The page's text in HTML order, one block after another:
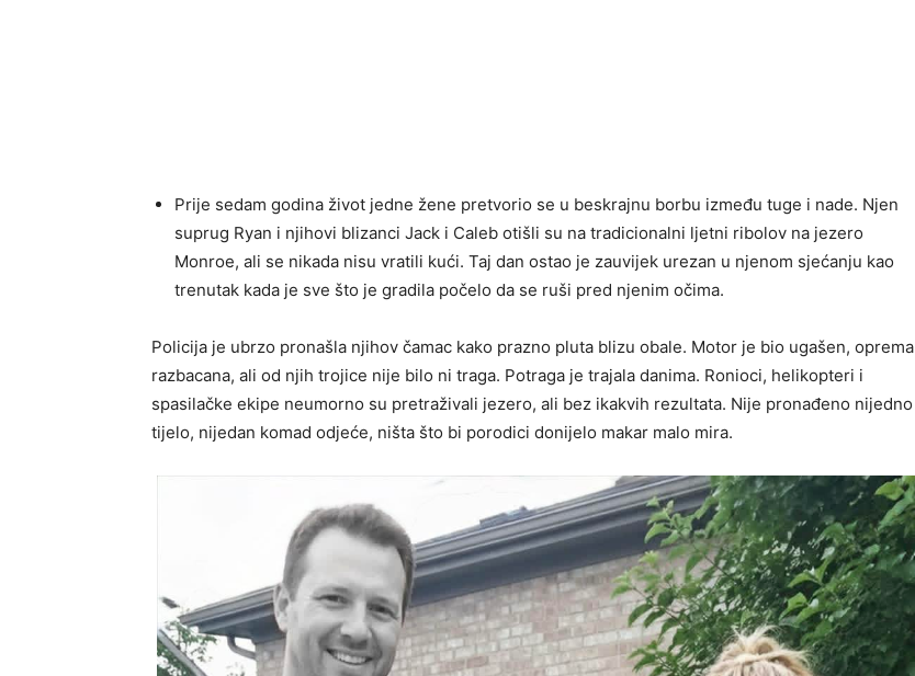
Prije sedam godina život jedne žene pretvorio se u beskrajnu borbu između tuge i nade. Njen
suprug Ryan i njihovi blizanci Jack i Caleb otišli su na tradicionalni ljetni ribolov na jezero
Monroe, ali se nikada nisu vratili kući. Taj dan ostao je zauvijek urezan u njenom sjećanju kao
trenutak kada je sve što je gradila počelo da se ruši pred njenim očima.
Policija je ubrzo pronašla njihov čamac kako prazno pluta blizu obale. Motor je bio ugašen, oprema
razbacana, ali od njih trojice nije bilo ni traga. Potraga je trajala danima. Ronioci, helikopteri i
spasilačke ekipe neumorno su pretraživali jezero, ali bez ikakvih rezultata. Nije pronađeno nijedno
tijelo, nijedan komad odjeće, ništa što bi porodici donijelo makar malo mira.